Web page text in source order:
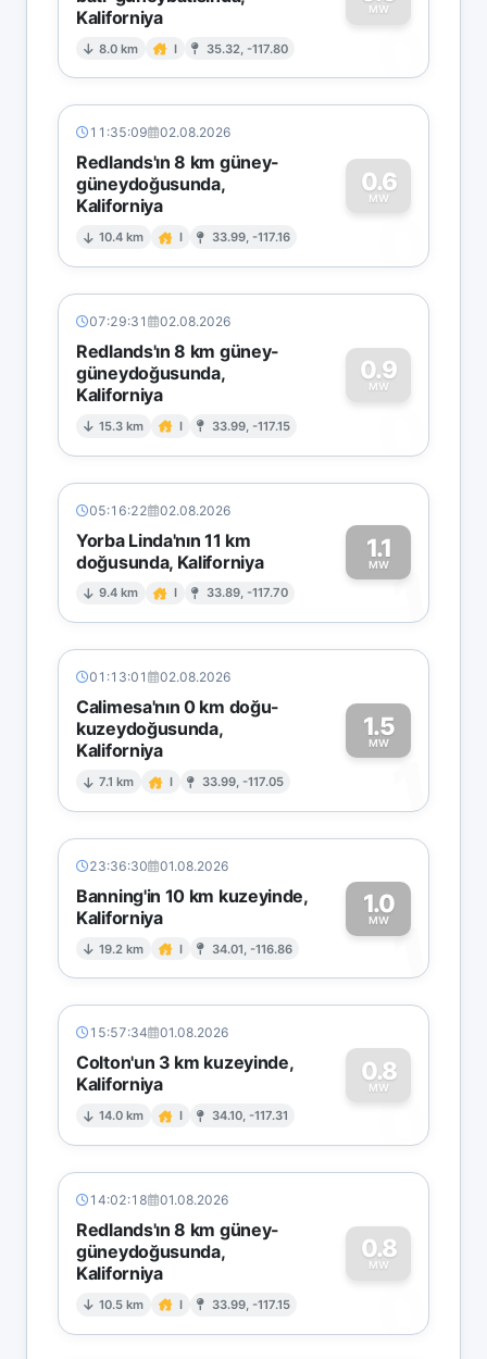
Kaliforniya
8.0 km I 35.32, -117.80
MW
0
11:35:09 02.08.2026
Redlands'ın 8 km güney-
güneydoğusunda,
Kaliforniya
10.4 km I 33.99, -117.16
0.6
MW
0
07:29:31 02.08.2026
Redlands'ın 8 km güney-
güneydoğusunda,
Kaliforniya
15.3 km I 33.99, -117.15
0.9
MW
0
05:16:22 02.08.2026
Yorba Linda'nın 11 km
doğusunda, Kaliforniya
9.4 km I 33.89, -117.70
1.1
MW1
01:13:01 02.08.2026
Calimesa'nın 0 km doğu-
kuzeydoğusunda,
Kaliforniya
7.1 km I 33.99, -117.05
1.5
MW
1
23:36:30 01.08.2026
Banning'in 10 km kuzeyinde,
Kaliforniya
19.2 km I 34.01, -116.86
1.0
MW1
15:57:34 01.08.2026
Colton'un 3 km kuzeyinde,
Kaliforniya
14.0 km I 34.10, -117.31
0.8
MW
0
14:02:18 01.08.2026
Redlands'ın 8 km güney-
güneydoğusunda,
Kaliforniya
10.5 km I 33.99, -117.15
0.8
MW
0